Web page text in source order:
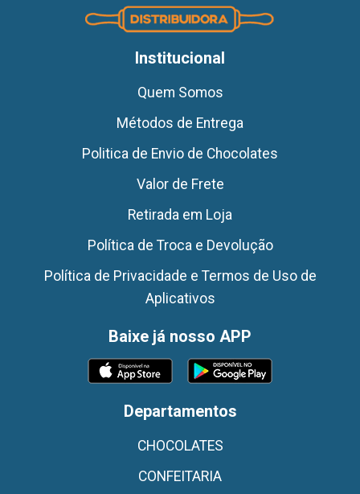
Institucional
Quem Somos
Métodos de Entrega
Politica de Envio de Chocolates
Valor de Frete
Retirada em Loja
Política de Troca e Devolução
Política de Privacidade e Termos de Uso de
Aplicativos
Baixe já nosso APP
Departamentos
CHOCOLATES
CONFEITARIA